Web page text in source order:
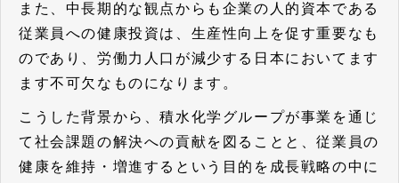
また、中長期的な観点からも企業の人的資本である
従業員への健康投資は、生産性向上を促す重要なも
のであり、労働力人口が減少する日本においてます
ます不可欠なものになります。
こうした背景から、積水化学グループが事業を通じ
て社会課題の解決への貢献を図ることと、従業員の
健康を維持・増進するという目的を成長戦略の中に